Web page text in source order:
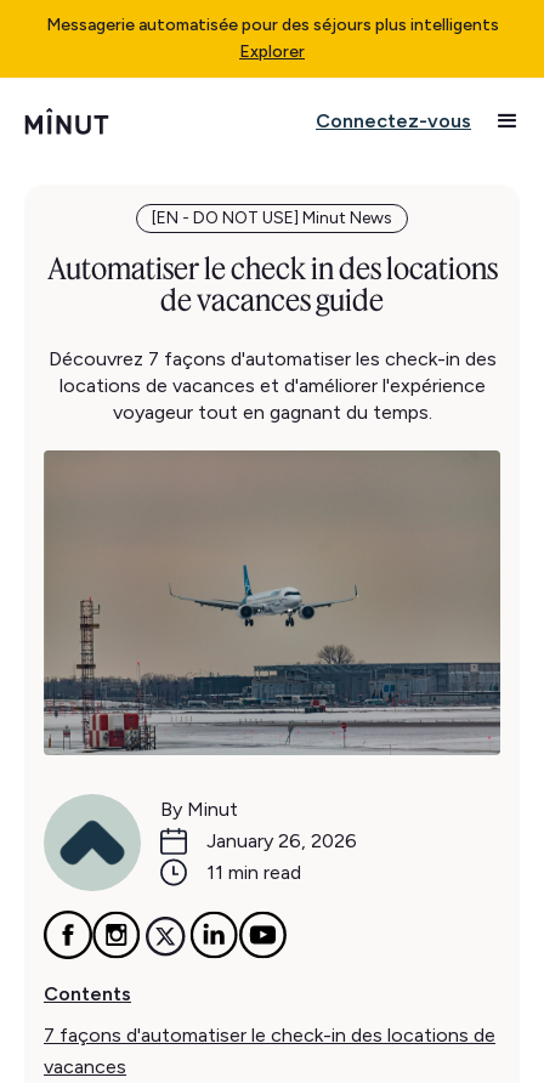
Messagerie automatisée pour des séjours plus intelligents
Explorer
Connectez-vous
[EN - DO NOT USE] Minut News
Automatiser le check in des locations
de vacances guide
Découvrez 7 façons d'automatiser les check-in des
locations de vacances et d'améliorer l'expérience
voyageur tout en gagnant du temps.
By Minut
January 26, 2026
11 min read
Contents
7 façons d'automatiser le check-in des locations de
vacances